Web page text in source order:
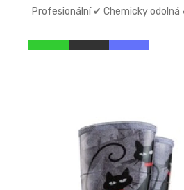
Profesionální ✔ Chemicky odolná